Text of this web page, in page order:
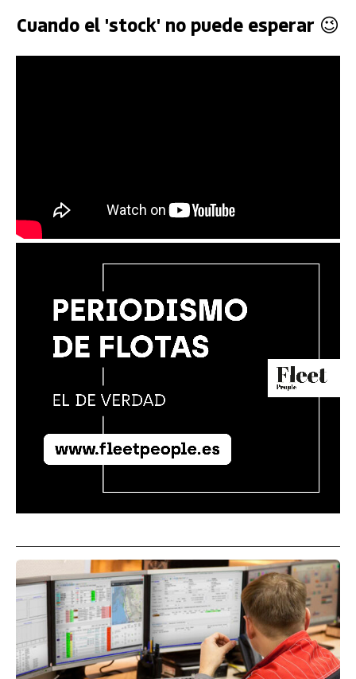
Cuando el 'stock' no puede esperar 😉